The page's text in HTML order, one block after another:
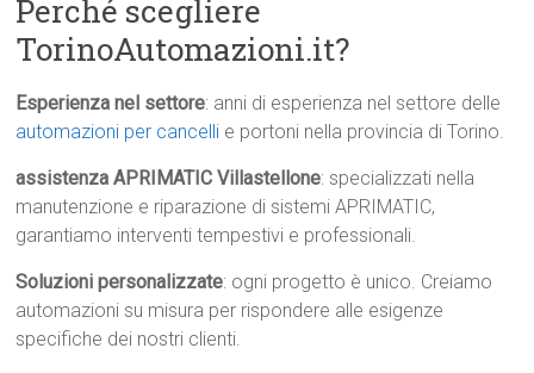
Perché scegliere
TorinoAutomazioni.it?
Esperienza nel settore: anni di esperienza nel settore delle
automazioni per cancelli e portoni nella provincia di Torino.
assistenza APRIMATIC Villastellone: specializzati nella
manutenzione e riparazione di sistemi APRIMATIC,
garantiamo interventi tempestivi e professionali.
Soluzioni personalizzate: ogni progetto è unico. Creiamo
automazioni su misura per rispondere alle esigenze
specifiche dei nostri clienti.